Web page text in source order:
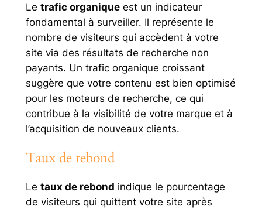
Le trafic organiqueest un indicateur
fondamental à surveiller. Il représente le
nombre de visiteurs qui accèdent à votre
site via des résultats de recherche non
payants. Un trafic organique croissant
suggère que votre contenu est bien optimisé
pour les moteurs de recherche, ce qui
contribue à la visibilité de votre marque et à
l’acquisition de nouveaux clients.
Taux de rebond
Le taux de rebond indique le pourcentage
de visiteurs qui quittent votre site après